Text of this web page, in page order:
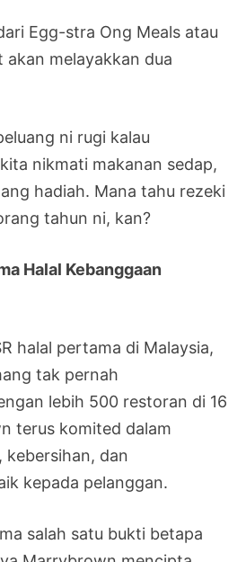
Egg-stra Ong Meals atau
akan melayakkan dua
ni rugi kalau
nikmati makanan sedap,
hadiah. Mana tahu rezeki
tahun ni, kan?
Halal Kebanggaan
halal pertama di Malaysia,
tak pernah
lebih 500 restoran di 16
terus komited dalam
kebersihan, dan
kepada pelanggan.
salah satu bukti betapa